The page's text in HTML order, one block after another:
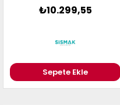
₺10.299,55
Sepete Ekle